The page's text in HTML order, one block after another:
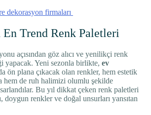
dekorasyon firmaları
En Trend Renk Paletleri
açısından göz alıcı ve yenilikçi renk
yapacak. Yeni sezonla birlikte, ev
ön plana çıkacak olan renkler, hem estetik
hem de ruh halimizi olumlu şekilde
Bu yıl dikkat çeken renk paletleri
doygun renkler ve doğal unsurları yansıtan